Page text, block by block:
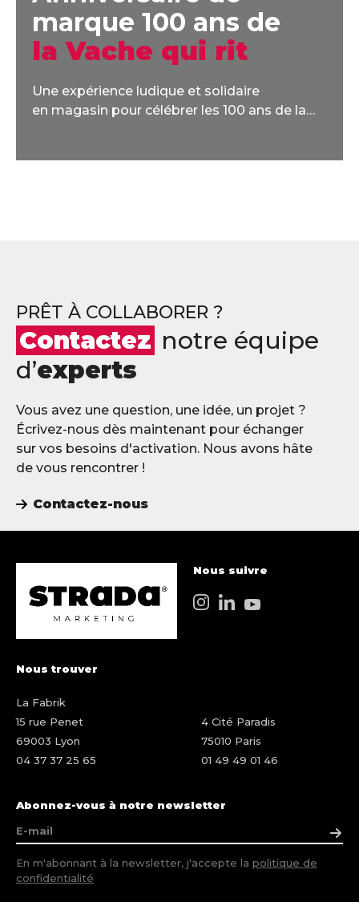
marque 100 ans de
la Vache qui rit
Une expérience ludique et solidaire
en magasin pour célébrer les 100 ans de la
PRÊT À COLLABORER ?
Contactez notre équipe
d’experts
Vous avez une question, une idée, un projet ?
Écrivez-nous dès maintenant pour échanger
sur vos besoins d'activation. Nous avons hâte
de vous rencontrer !
Contactez-nous
Nous suivre
Nous trouver
La Fabrik
15 rue Penet
69003 Lyon
04 37 37 25 65
4 Cité Paradis
75010 Paris
01 49 49 01 46
Abonnez-vous à notre newsletter
En m'abonnant à la newsletter, j'accepte la politique de
confidentialité